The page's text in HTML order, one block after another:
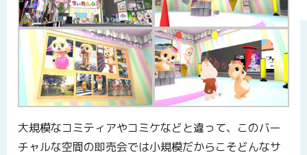
大規模なコミティアやコミケなどと違って、このバー
チャルな空間の即売会では小規模だからこそどんなサ